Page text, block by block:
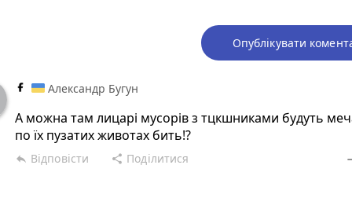
Опублікувати
Александр Бугун
А можна там лицарі мусорів з тцкшниками будуть
по їх пузатих животах бить!?
reply Відповісти share Поділитися